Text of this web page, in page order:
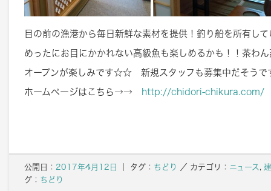
目の前の漁港から毎日新鮮な素材を提供！釣り船を所有し
めったにお目にかかれない高級魚も楽しめるかも！！茶わ
オープンが楽しみです☆☆ 新規スタッフも募集中だそうで
ホームページはこちら→→ http://chidori-chikura.com/
公開日： 2017年4月12日 ｜ タグ： ちどり ／ カテゴリ： ニュース ,
グ： ちどり